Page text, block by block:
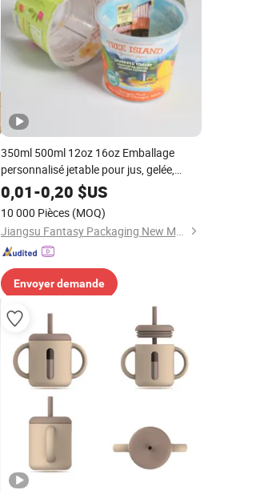
350ml 500ml 12oz 16oz Emballage
personnalisé jetable pour jus, gelée,
boisson, bonbon, biscuit, collation,
nouille, jouet, bol de crème glacée,
yaourt avec couvercle en papier,
étiquette, tasse en plastique PP
0,01-0,20 $US
10 000 Pièces (MOQ)
Jiangsu Fantasy Packaging New Material Co., Ltd.
Envoyer demande